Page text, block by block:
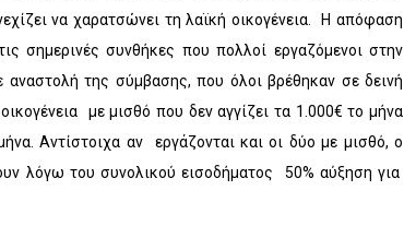
να χαρατσώνει τη λαϊκή οικογένεια. Η απόφαση
σημερινές συνθήκες που πολλοί εργαζόμενοι στην
αναστολή της σύμβασης, που όλοι βρέθηκαν σε δεινή
με μισθό που δεν αγγίζει τα 1.000€ το μήνα
Αντίστοιχα αν εργάζονται και οι δύο με μισθό, ο
λόγω του συνολικού εισοδήματος 50% αύξηση για